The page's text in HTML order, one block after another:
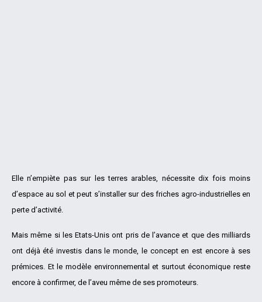
Elle n’empiète pas sur les terres arables, nécessite dix fois moins
d’espace au sol et peut s’installer sur des friches agro-industrielles en
perte d’activité.
Mais même si les Etats-Unis ont pris de l’avance et que des milliards
ont déjà été investis dans le monde, le concept en est encore à ses
prémices. Et le modèle environnemental et surtout économique reste
encore à confirmer, de l’aveu même de ses promoteurs.